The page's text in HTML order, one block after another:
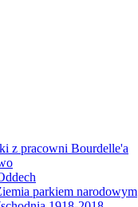
z pracowni Bourdelle'a
parkiem narodowym